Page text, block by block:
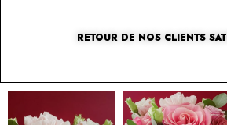
RETOUR DE NOS CLIENTS